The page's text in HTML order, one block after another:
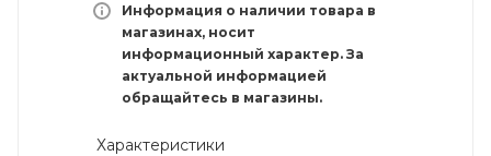
Информация о наличии товара в
магазинах, носит
информационный характер. За
актуальной информацией
обращайтесь в магазины.
Характеристики